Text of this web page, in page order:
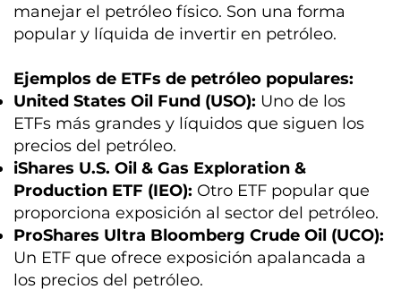
manejar el petróleo físico. Son una forma
popular y líquida de invertir en petróleo.
Ejemplos de ETFs de petróleo populares:
United States Oil Fund (USO): Uno de los
ETFs más grandes y líquidos que siguen los
precios del petróleo.
iShares U.S. Oil & Gas Exploration &
Production ETF (IEO): Otro ETF popular que
proporciona exposición al sector del petróleo.
ProShares Ultra Bloomberg Crude Oil (UCO):
Un ETF que ofrece exposición apalancada a
los precios del petróleo.